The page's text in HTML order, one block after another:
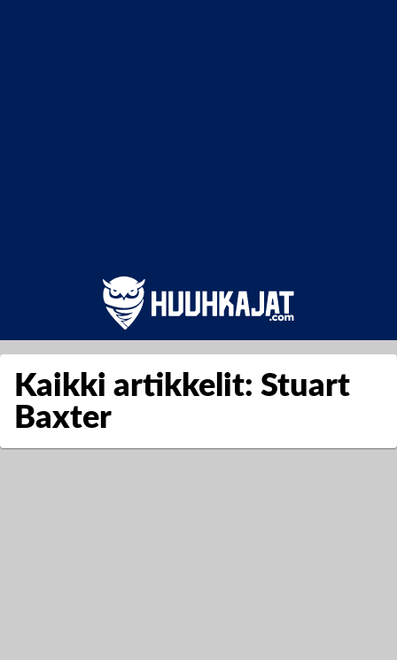
Kaikki artikkelit: Stuart
Baxter